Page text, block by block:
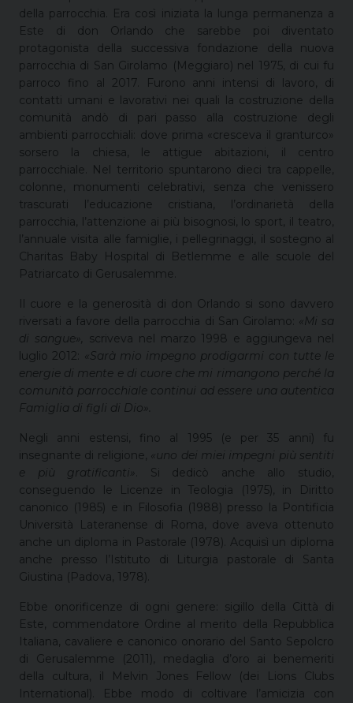
della parrocchia. Era così iniziata la lunga permanenza a
Este di don Orlando che sarebbe poi diventato
protagonista della successiva fondazione della nuova
parrocchia di San Girolamo (Meggiaro) nel 1975, di cui fu
parroco fino al 2017. Furono anni intensi di lavoro, di
contatti umani e lavorativi nei quali la costruzione della
comunità andò di pari passo alla costruzione degli
ambienti parrocchiali: dove prima «cresceva il granturco»
sorsero la chiesa, le attigue abitazioni, il centro
parrocchiale. Nel territorio spuntarono dieci tra cappelle,
colonne, monumenti celebrativi, senza che venissero
trascurati l’educazione cristiana, l’ordinarietà della
parrocchia, l’attenzione ai più bisognosi, lo sport, il teatro,
l’annuale visita alle famiglie, i pellegrinaggi, il sostegno al
Charitas Baby Hospital di Betlemme e alle scuole del
Patriarcato di Gerusalemme.
Il cuore e la generosità di don Orlando si sono davvero
riversati a favore della parrocchia di San Girolamo: «Mi sa
di sangue», scriveva nel marzo 1998 e aggiungeva nel
luglio 2012: «Sarà mio impegno prodigarmi con tutte le
energie di mente e di cuore che mi rimangono perché la
comunità parrocchiale continui ad essere una autentica
Famiglia di figli di Dio»
Negli anni estensi, fino al 1995 (e per 35 anni) fu
insegnante di religione, «uno dei miei impegni più sentiti
e più gratificanti»
. Si dedicò anche allo studio,
conseguendo le Licenze in Teologia (1975), in Diritto
canonico (1985) e in Filosofia (1988) presso la Pontificia
Università Lateranense di Roma, dove aveva ottenuto
anche un diploma in Pastorale (1978). Acquisì un diploma
anche presso l’Istituto di Liturgia pastorale di Santa
Giustina (Padova, 1978).
Ebbe onorificenze di ogni genere: sigillo della Città di
Este, commendatore Ordine al merito della Repubblica
Italiana, cavaliere e canonico onorario del Santo Sepolcro
di Gerusalemme (2011), medaglia d’oro ai benemeriti
della cultura, il Melvin Jones Fellow (dei Lions Clubs
International). Ebbe modo di coltivare l’amicizia con